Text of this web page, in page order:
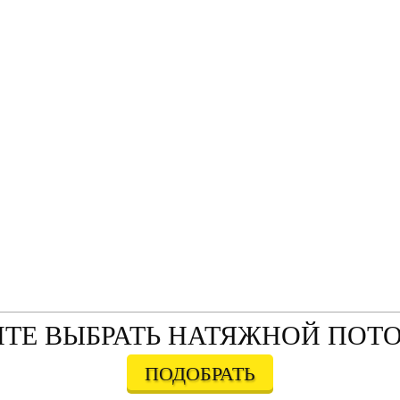
ВЫБРАТЬ НАТЯЖНОЙ
ПОДОБРАТЬ